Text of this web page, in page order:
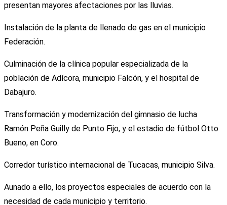
presentan mayores afectaciones por las lluvias.
Instalación de la planta de llenado de gas en el municipio
Federación.
Culminación de la clínica popular especializada de la
población de Adícora, municipio Falcón, y el hospital de
Dabajuro.
Transformación y modernización del gimnasio de lucha
Ramón Peña Guilly de Punto Fijo, y el estadio de fútbol Otto
Bueno, en Coro.
Corredor turístico internacional de Tucacas, municipio Silva.
Aunado a ello, los proyectos especiales de acuerdo con la
necesidad de cada municipio y territorio.